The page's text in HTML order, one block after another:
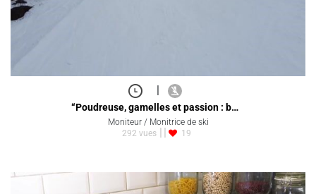
“Poudreuse, gamelles et passion : b…
Moniteur / Monitrice de ski
292 vues
19